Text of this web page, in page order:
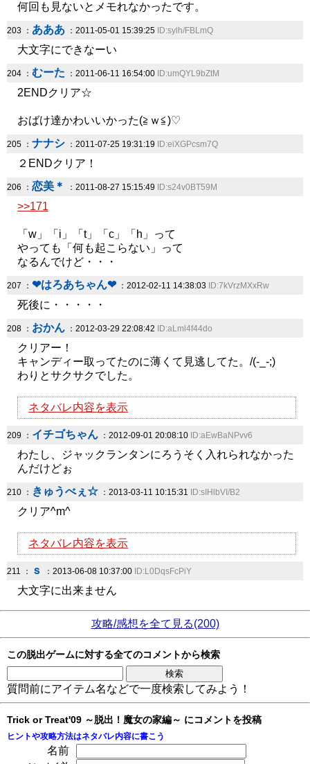
何回も見ないとメモれなかったです。
203 ： あああ ：2011-05-01 15:39:25 ID:sylh/FBLmQ
大文字にできなーい
204 ： むーた ：2011-06-11 16:54:00 ID:umQYL9bZtM
2ENDクリア☆
おばけ達かわいいかった(≧ｗ≦)♡
205 ： ナナシ ：2011-07-25 19:31:19 ID:eiXGPcsm7Q
２ENDクリア！
206 ： 恋美＊ ：2011-08-27 15:15:49 ID:s24v0BT59M
>>171
「w」「i」「t」「c」「h」って
やっても「何も起こらない」って
なるんでけど・・・
207 ： ❤はろあちゃん❤：2012-02-11 14:38:03 ID:7kVrzMXxRw
死後に・・・・・
208 ： おかん ：2012-03-29 22:08:42 ID:aLml4f44do
クリアー！
キャンディー取ってたのに薄くて見逃してた。/(-_-;)
わりとサクサクでした。
ネタバレ内容を表示
209 ： イチゴちゃん ：2012-09-01 20:08:10 ID:aEwBaNPvv6
わたし、ジャックランタンにろうそく入れられなかった
んだけどぉ
210 ： きゅうべぇ☆ ：2013-03-11 10:15:31 ID:sIHlbVI/B2
クリア^m^
ネタバレ内容を表示
211 ： ｓ ：2013-06-08 10:37:00 ID:L0DqsFcPiY
大文字に出来ません
攻略/感想を全て見る(200)
この脱出ゲームに対する全てのコメントから検索
質問前にアイテム名などで一度検索してみよう！
Trick or Treat'09 ～脱出！魔女の家編～ にコメントを投稿
ヒントや攻略方法はネタバレ内容に書こう
名前